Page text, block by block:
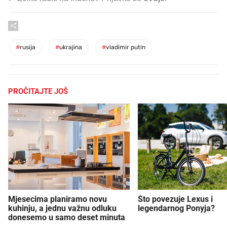
#rusija #ukrajina #vladimir putin
PROČITAJTE JOŠ
Mjesecima planiramo novu
kuhinju, a jednu važnu odluku
donesemo u samo deset minuta
Što povezuje Lexus i
legendarnog Ponyja?